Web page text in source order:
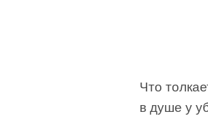
Что
в душе у